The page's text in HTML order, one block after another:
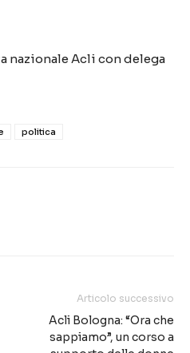
nazionale Acli con delega
politica
Articolo successivo
Acli Bologna: “Ora che
sappiamo”, un corso a